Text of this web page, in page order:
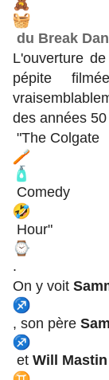
du Break
L'ouverture
pépite
des années
"The Colgate
Comedy
Hour"
.
On y voit
, son père
et Will